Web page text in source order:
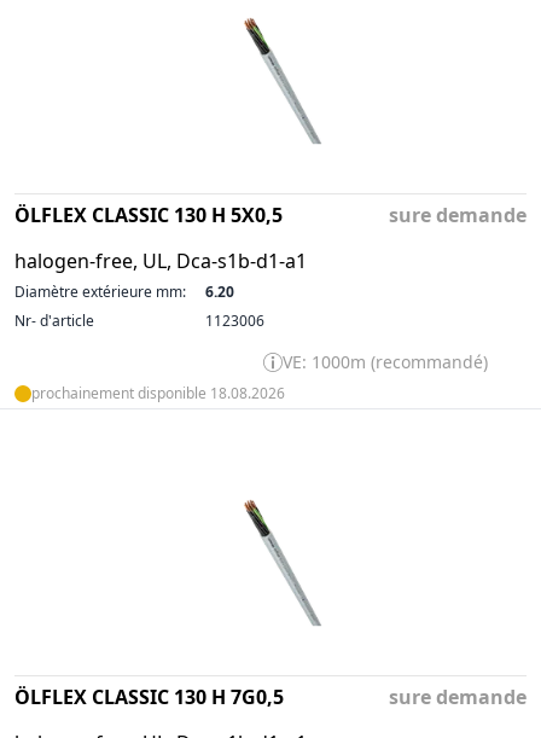
ÖLFLEX CLASSIC 130 H 5X0,5
halogen-free, UL, Dca-s1b-d1-a1
sure demande
Diamètre extérieure mm:
6.20
Nr- d'article
1123006
VE: 1000m (recommandé)
prochainement disponible 18.08.2026
ÖLFLEX CLASSIC 130 H 7G0,5
sure demande